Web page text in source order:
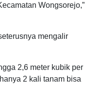
Wongsorejo,”
mengalir
2,6 meter kubik per
2 kali tanam bisa